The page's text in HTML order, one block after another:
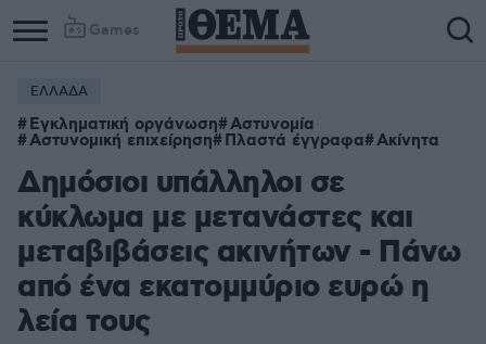
Games
ΕΛΛΑΔΑ
Εγκληματική οργάνωση Αστυνομία
Αστυνομική επιχείρηση Πλαστά έγγραφα Ακίνητα
Δημόσιοι υπάλληλοι σε
κύκλωμα με μετανάστες και
μεταβιβάσεις ακινήτων - Πάνω
από ένα εκατομμύριο ευρώ η
λεία τους